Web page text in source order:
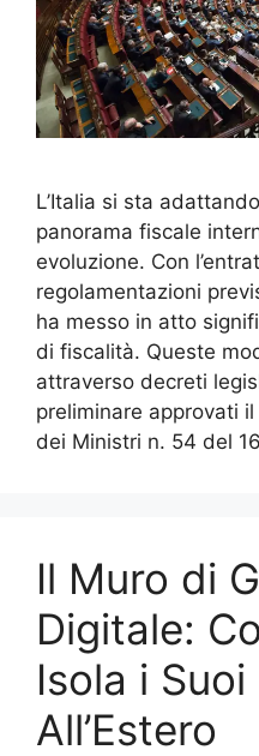
L’Italia si sta
panorama fiscale
evoluzione. Con
regolamentazioni
ha messo in atto
di fiscalità. Queste
attraverso decreti
preliminare approvati
dei Ministri n. 54 del
Il Muro di
Digitale:
Isola i
All’Estero